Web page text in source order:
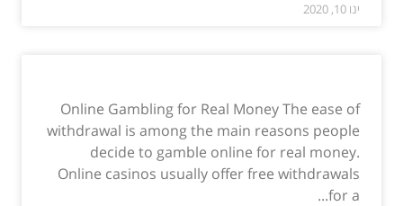
ינו 10, 2020
Online Gambling for Real Money The ease of
withdrawal is among the main reasons people
decide to gamble online for real money.
Online casinos usually offer free withdrawals
for a...